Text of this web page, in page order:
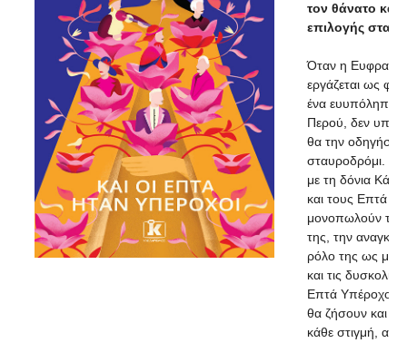
τον θάνατο και
επιλογής στα
Όταν η Ευφρασία
εργάζεται ως
ένα ευυπόληπτο
Περού, δεν
θα την οδηγήσει
σταυροδρόμι. Η
με τη δόνια
και τους Επτά
μονοπωλούν τις
της, την
ρόλο της ως
και τις
Επτά Υπέροχοι
θα ζήσουν και
κάθε στιγμή,